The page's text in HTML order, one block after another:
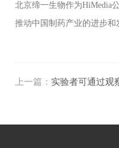
北京缔一生物作为HiMedia
推动中国制药产业的进步和
上一篇： 实验者可通过观